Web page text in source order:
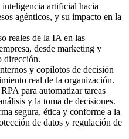
artificial hacia
agénticos, y su impacto en la
reales de la IA en las
desde marketing y
dirección.
y copilotos de decisión
real de la organización.
para automatizar tareas
y la toma de decisiones.
segura, ética y conforme a la
de datos y regulación de